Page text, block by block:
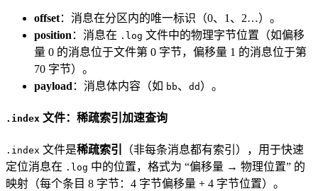
offset：消息在分区内的唯一标识（0、1、2…）。
position ：消息在 .log 文件中的物理字节位置（如偏移
量 0 的消息位于文件第 0 字节，偏移量 1 的消息位于第
70 字节）。
payload ：消息体内容（如 bb、 dd ）。
.index 文件：稀疏索引加速查询
.index 文件是稀疏索引
（非每条消息都有索引），用于快速
定位消息在 .log 中的位置，格式为 “偏移量 → 物理位置” 的
映射（每个条目 8 字节：4 字节偏移量 + 4 字节位置）。